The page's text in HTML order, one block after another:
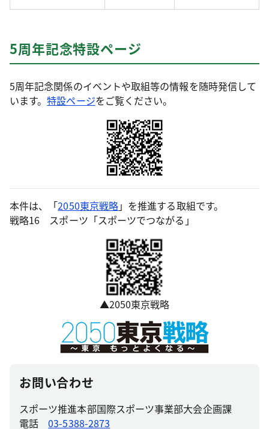
5周年記念特設ページ
5周年記念関係のイベントや取組等の情報を随時発信して
います。特設ページをご覧ください。
本件は、「2050東京戦略」を推進する取組です。
戦略16 スポーツ「スポーツでつながる」
▲2050東京戦略
お問い合わせ
スポーツ推進本部国際スポーツ事業部大会企画課
電話03-5388-2873